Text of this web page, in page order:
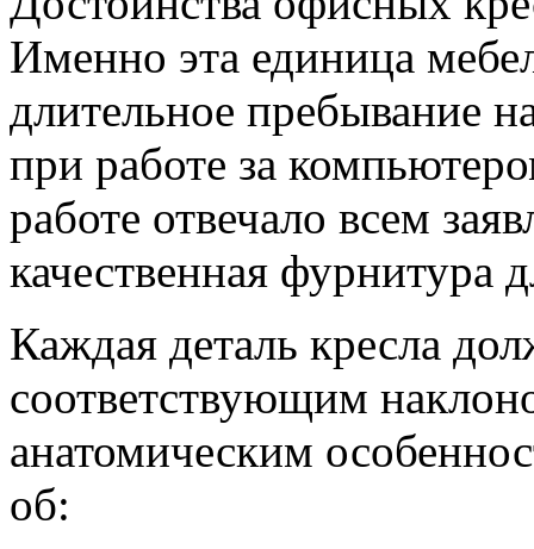
Именно эта единица
длительное пребывание
при работе за
работе отвечало всем
качественная фурнитура
Каждая деталь кресла
соответствующим
анатомическим
об: